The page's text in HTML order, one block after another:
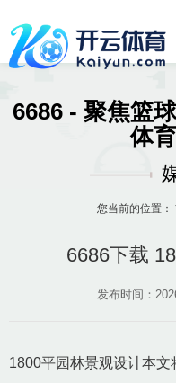
6686 - 聚焦篮
体
您当前的位置：
6686下载
发布时间：
1800平园林景观设计本